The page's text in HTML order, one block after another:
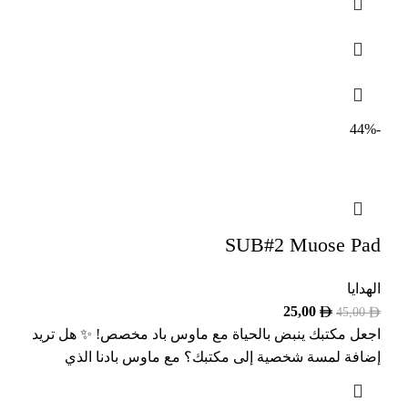
-44%
SUB#2 Muose Pad
الهدايا
45,00
25,00
اجعل مكتبك ينبض بالحياة مع ماوس باد مخصص! ️✨ هل تريد
إضافة لمسة شخصية إلى مكتبك؟ مع ماوس بادنا الذي